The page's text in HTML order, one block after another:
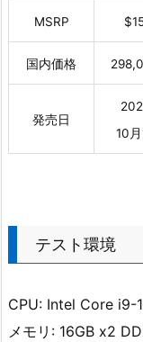
MSRP
国内価格
発売日
10
テスト環境
CPU: Intel Core i9-
メモリ: 16GB x2